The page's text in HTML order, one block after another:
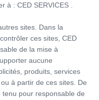
à : CED SERVICES .
sites. Dans la
ces sites, CED
de la mise à
aucune
produits, services
à partir de ces sites. De
tenu pour responsable de